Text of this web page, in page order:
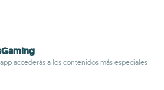
accederás a los contenidos más especiales